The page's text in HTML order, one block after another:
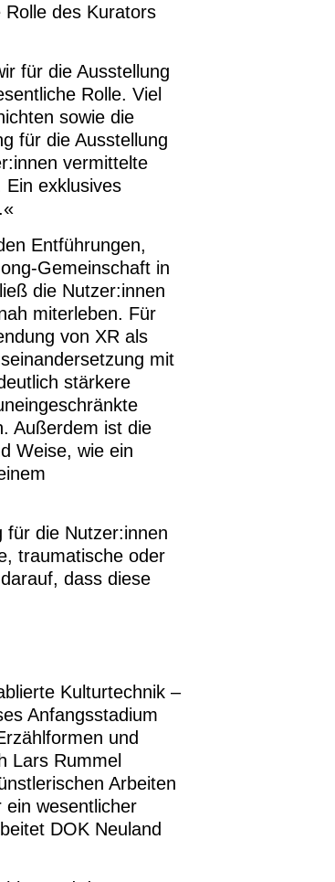
des Kurators
für die Ausstellung
Rolle. Viel
sowie die
für die Ausstellung
vermittelte
exklusives
Entführungen,
Gemeinschaft in
die Nutzer:innen
miterleben. Für
von XR als
mit
stärkere
Außerdem ist die
Weise, wie ein
für die Nutzer:innen
traumatische oder
dass diese
Kulturtechnik –
Anfangsstadium
und
Lars Rummel
Arbeiten
ein wesentlicher
DOK Neuland